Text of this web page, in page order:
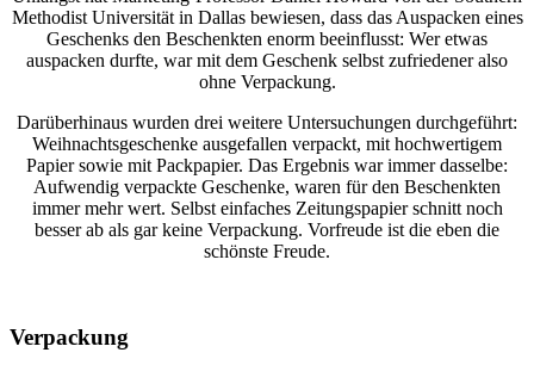
Methodist Universität in Dallas bewiesen, dass das Auspacken eines
Geschenks den Beschenkten enorm beeinflusst: Wer etwas
auspacken durfte, war mit dem Geschenk selbst zufriedener also
ohne Verpackung.
Darüberhinaus wurden drei weitere Untersuchungen durchgeführt:
Weihnachtsgeschenke ausgefallen verpackt, mit hochwertigem
Papier sowie mit Packpapier. Das Ergebnis war immer dasselbe:
Aufwendig verpackte Geschenke, waren für den Beschenkten
immer mehr wert. Selbst einfaches Zeitungspapier schnitt noch
besser ab als gar keine Verpackung. Vorfreude ist die eben die
schönste Freude.
Verpackung